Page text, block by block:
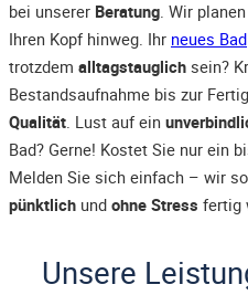
bei unserer Beratung. Wir
Ihren Kopf hinweg. Ihr neues Bad
trotzdem alltagstauglich sein?
Bestandsaufnahme bis zur
Qualität. Lust auf ein
Bad? Gerne! Kostet Sie nur ein
Melden Sie sich einfach – wir
pünktlich und ohne Stress fertig
Unsere